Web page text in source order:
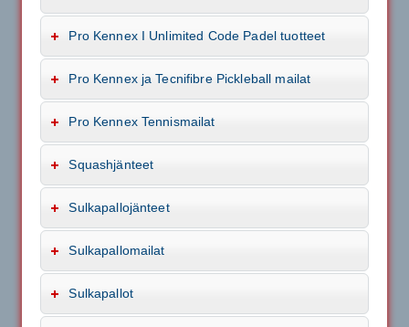
Pro Kennex I Unlimited Code Padel tuotteet
Pro Kennex ja Tecnifibre Pickleball mailat
Pro Kennex Tennismailat
Squashjänteet
Sulkapallojänteet
Sulkapallomailat
Sulkapallot